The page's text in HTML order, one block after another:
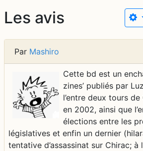
Les avis
Par Mashiro
Cette bd est un
zines’ publiés par
l’entre deux tours
en 2002, ainsi que
élections entre les
législatives et enfin un dernier
tentative d’assassinat sur Chirac; à